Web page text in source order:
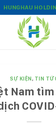
HUNGHAU
SỰ KIỆN, TIN
Nam